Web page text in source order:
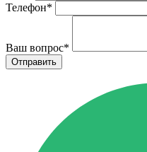
Телефон*
Ваш вопрос*